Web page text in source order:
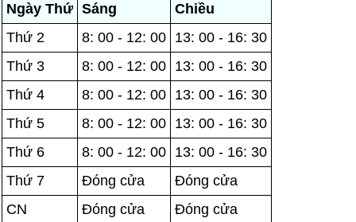
Ngày Thứ Sáng
Chiều
Thứ 2
8: 00 - 12: 00 13: 00 - 16: 30
Thứ 3
8: 00 - 12: 00 13: 00 - 16: 30
Thứ 4
8: 00 - 12: 00 13: 00 - 16: 30
Thứ 5
8: 00 - 12: 00 13: 00 - 16: 30
Thứ 6
8: 00 - 12: 00 13: 00 - 16: 30
Thứ 7
Đóng cửa
Đóng cửa
CN
Đóng cửa Đóng cửa